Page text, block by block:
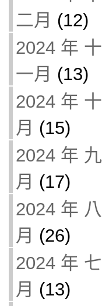
二月 (12)
2024 年 十
一月 (13)
2024 年 十
月 (15)
2024 年 九
月 (17)
2024 年 八
月 (26)
2024 年 七
月 (13)